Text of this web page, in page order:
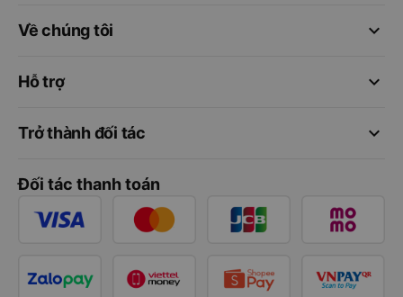
keyboard_arrow_down
Về chúng tôi
keyboard_arrow_down
Hỗ trợ
keyboard_arrow_down
Trở thành đối tác
Đối tác thanh toán